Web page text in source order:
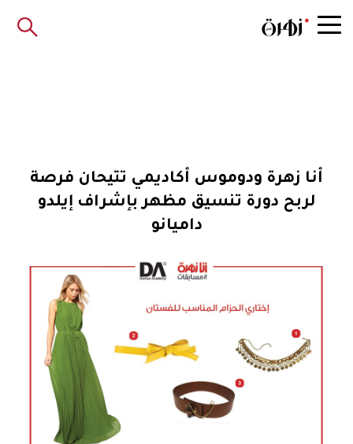
أنا زهرة ودوموس أكاديمي تتيحان فرصة
لربح دورة تنسيق مظهر بإشراف إيلدو
داميانو